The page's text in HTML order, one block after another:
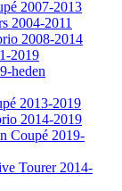
2007-2013
2004-2011
2008-2014
2019
heden
2013-2019
2014-2019
Coupé 2019-
Tourer 2014-